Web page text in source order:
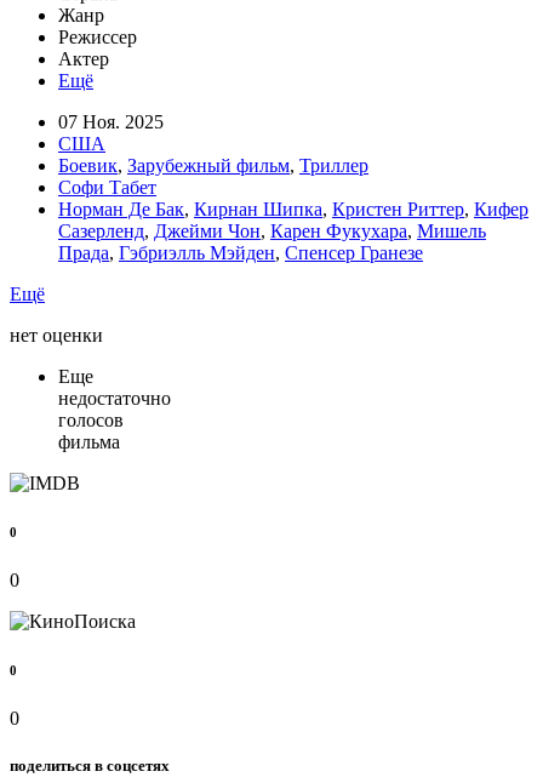
Жанр
Режиссер
Актер
Ещё
07 Ноя. 2025
США
Боевик, Зарубежный фильм, Триллер
Софи Табет
Норман Де Бак, Кирнан Шипка, Кристен Риттер, Кифер
Сазерленд, Джейми Чон, Карен Фукухара, Мишель
Прада, Гэбриэлль Мэйден, Спенсер Гранезе
Ещё
нет оценки
Еще
недостаточно
голосов
фильма
0
0
0
0
поделиться в соцсетях